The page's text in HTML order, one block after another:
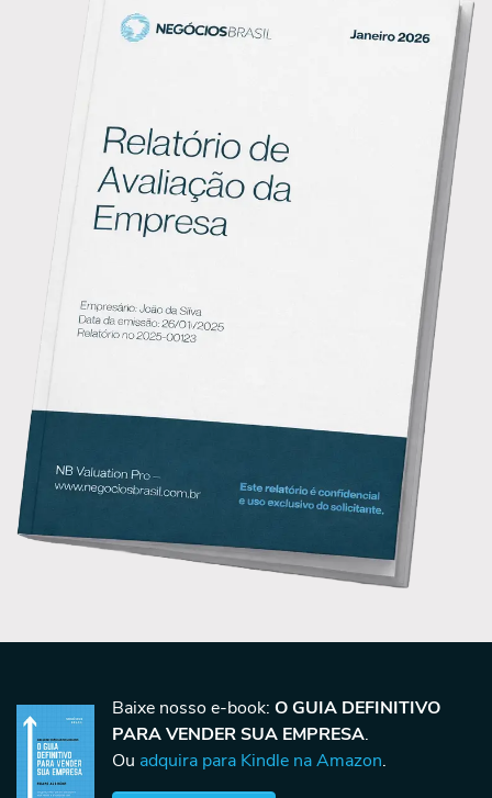
Baixe nosso e-book: O GUIA DEFINITIVO
PARA VENDER SUA EMPRESA.
Ou adquira para Kindle na Amazon.